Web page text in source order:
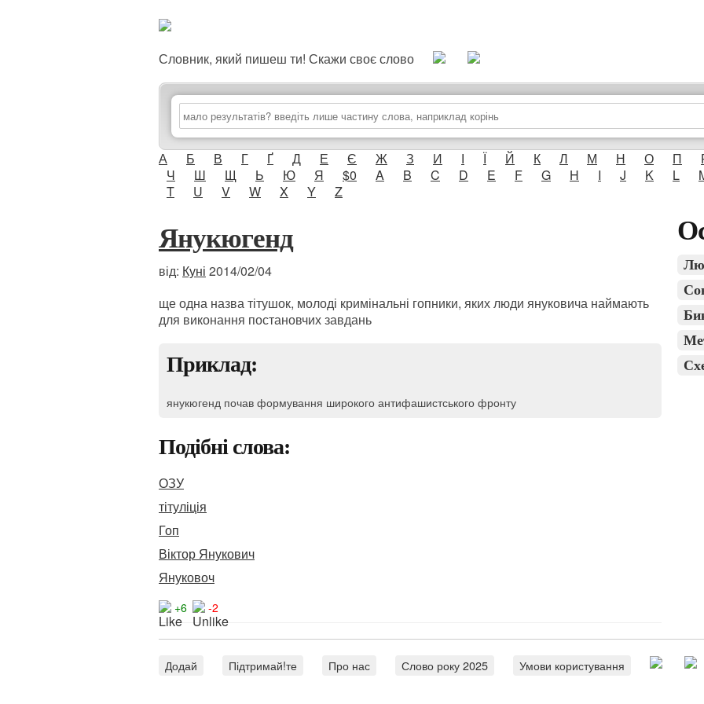
Словник, який пишеш ти! Скажи своє слово
А Б В Г Ґ Д Е Є Ж З И І Ї Й К Л М Н О П
Ч
Ш Щ Ь Ю Я $0 A B C D E F G H I J K L
T
U V W X Y Z
Янукюгенд
від: Куні 2014/02/04
ще одна назва тітушок, молоді кримінальні гопники, яких люди януковича наймають
для виконання постановчих завдань
Приклад:
янукюгенд почав формування широкого антифашистського фронту
Подібні слова:
ОЗУ
тітуліція
Гоп
Віктор Янукович
Януковоч
+6 -2
Додай Підтримай!те Про нас Слово року 2025 Умови користування